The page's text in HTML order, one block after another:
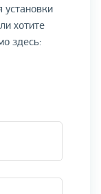
установки
хотите
здесь: